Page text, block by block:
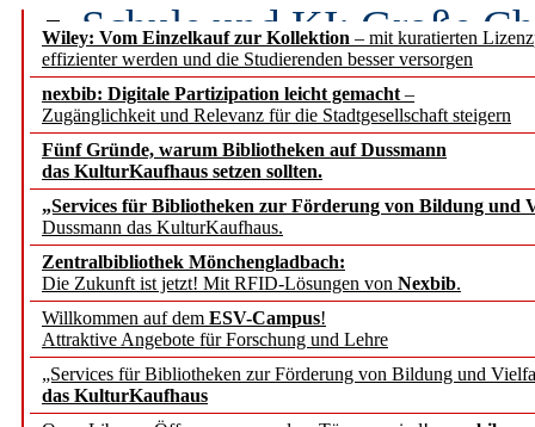
Wiley: Vom Einzelkauf zur Kollektion – mit kuratierten
effizienter werden und die Studierenden besser versorgen
nexbib: Digitale Partizipation leicht gemacht –
Zugänglichkeit und Relevanz für die Stadtgesellschaft steigern
Fünf Gründe, warum Bibliotheken auf Dussmann
das KulturKaufhaus setzen sollten.
„Services für Bibliotheken zur Förderung von Bildung und
Dussmann das KulturKaufhaus.
Zentralbibliothek Mönchengladbach:
Die Zukunft ist jetzt! Mit RFID-Lösungen von Nexbib.
Willkommen auf dem ESV-Campus!
Attraktive Angebote für Forschung und Lehre
„Services für Bibliotheken zur Förderung von Bildung und
das KulturKaufhaus
Schule und KI: Große
Voraussetzungen
Erfolgreiches erstes
Segment Research –
angepasst
konstruktiv!
Mohr Siebeck